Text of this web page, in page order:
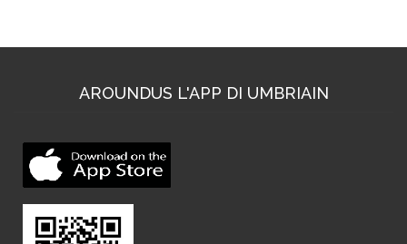
AROUNDUS L'APP DI UMBRIAIN